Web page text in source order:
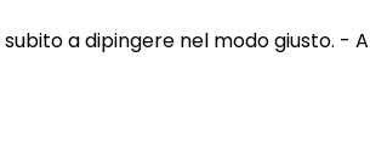
a dipingere nel modo giusto.